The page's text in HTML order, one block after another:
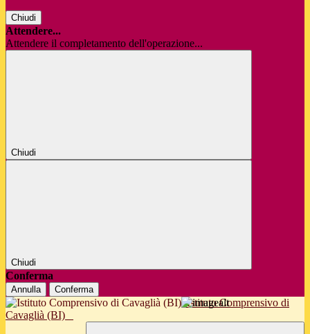
Chiudi
Attendere...
Attendere il completamento dell'operazione...
Chiudi
Chiudi
Conferma
Annulla Conferma
Istituto Comprensivo di
Cavaglià (BI)